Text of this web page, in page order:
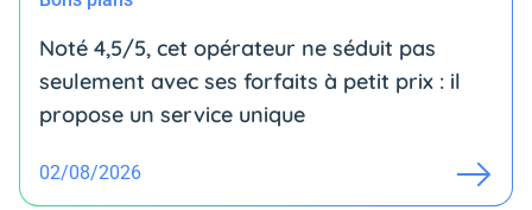
Noté 4,5/5, cet opérateur ne séduit pas
seulement avec ses forfaits à petit prix : il
propose un service unique
02/08/2026